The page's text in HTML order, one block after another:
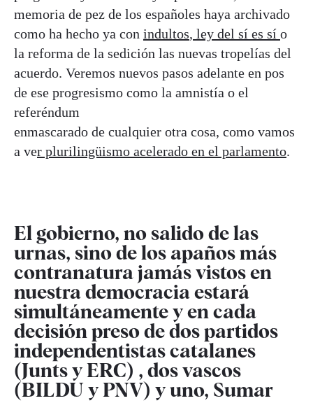
memoria de pez de los españoles haya archivado
como ha hecho ya con indultos, ley del sí es sí o
la reforma de la sedición las nuevas tropelías del
acuerdo. Veremos nuevos pasos adelante en pos
de ese progresismo como la amnistía o el
referéndum
enmascarado de cualquier otra cosa, como vamos
a ver plurilingüismo acelerado en el parlamento.
El gobierno, no salido de las
urnas, sino de los apaños más
contranatura jamás vistos en
nuestra democracia estará
simultáneamente y en cada
decisión preso de dos partidos
independentistas catalanes
(Junts y ERC) , dos vascos
(BILDU y PNV) y uno, Sumar